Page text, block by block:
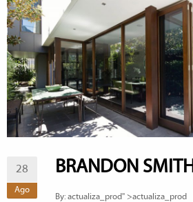
28
Ago
BRANDON SMITH
By: actualiza_prod" >actualiza_prod